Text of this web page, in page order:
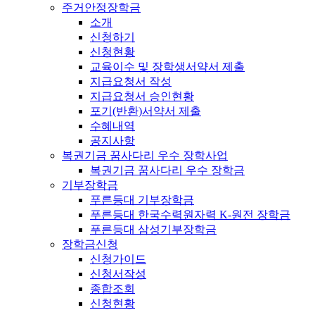
주거안정장학금
소개
신청하기
신청현황
교육이수 및 장학생서약서 제출
지급요청서 작성
지급요청서 승인현황
포기(반환)서약서 제출
수혜내역
공지사항
복권기금 꿈사다리 우수 장학사업
복권기금 꿈사다리 우수 장학금
기부장학금
푸른등대 기부장학금
푸른등대 한국수력원자력 K-원전 장학금
푸른등대 삼성기부장학금
장학금신청
신청가이드
신청서작성
종합조회
신청현황